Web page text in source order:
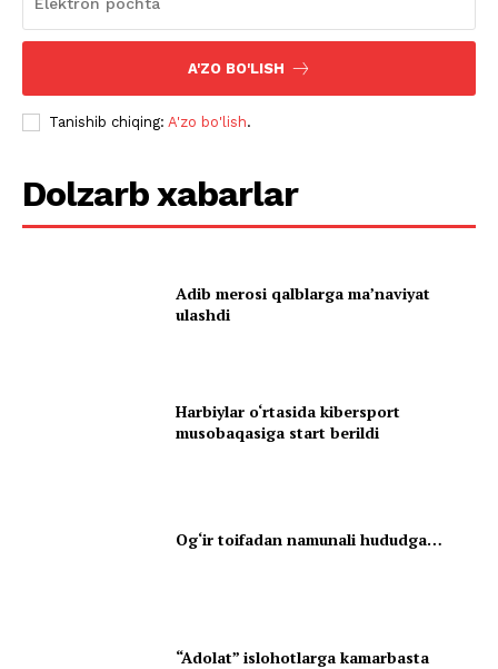
A'ZO BO'LISH
Tanishib chiqing: A'zo bo'lish.
Dolzarb xabarlar
Adib merosi qalblarga maʼnaviyat
ulashdi
Harbiylar o‘rtasida kibersport
musobaqasiga start berildi
Og‘ir toifadan namunali hududga…
“Adolat” islohotlarga kamarbasta